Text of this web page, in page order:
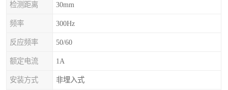
检测距离 30mm
频率 300Hz
反应频率 50/60
额定电流 1A
安装方式 非埋入式